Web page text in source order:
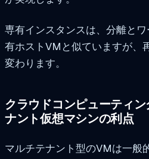
専有インスタンスは、分離と
有ホストVMと似ていますが、
変わります。
クラウドコンピューティ
ナント仮想マシンの利点
マルチテナント型のVMは一般